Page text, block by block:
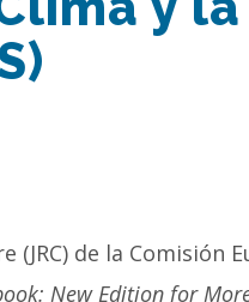
(JRC) de la
New Edition for